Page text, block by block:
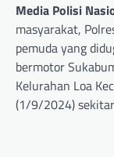
Media Polisi
masyarakat,
pemuda yang
bermotor
Kelurahan Loa
(1/9/2024)